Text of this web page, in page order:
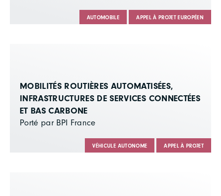
AUTOMOBILE APPEL À PROJET EUROPÉEN
MOBILITÉS ROUTIÈRES AUTOMATISÉES,
INFRASTRUCTURES DE SERVICES CONNECTÉES
ET BAS CARBONE
Porté par BPI France
VÉHICULE AUTONOME APPEL À PROJET